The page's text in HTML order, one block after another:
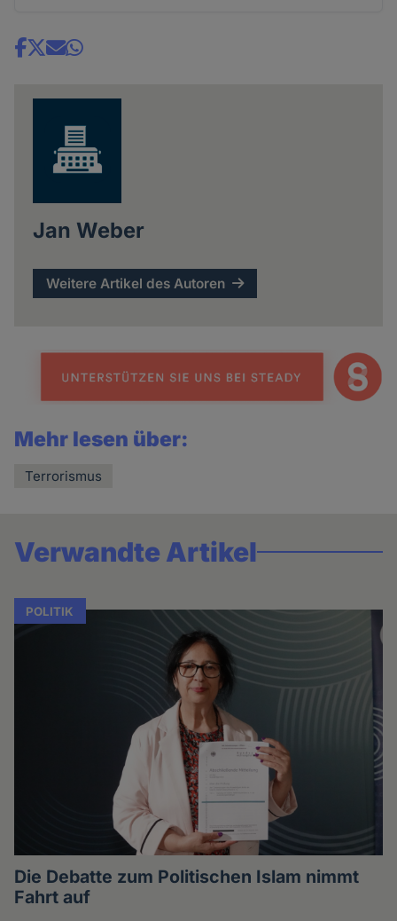
Share
Jan Weber
Weitere Artikel des Autoren
Mehr lesen über:
Terrorismus
Verwandte Artikel
POLITIK
Die Debatte zum Politischen Islam nimmt
Fahrt auf